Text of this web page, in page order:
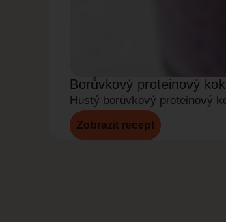
Borůvkový proteinový
Hustý borůvkový proteinový
Zobrazit recept